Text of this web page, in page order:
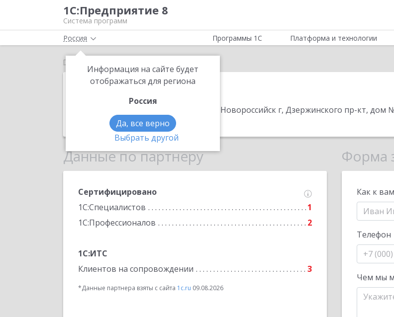
1С:Предприятие 8
Система программ
Россия
Информация на сайте будет
отображаться для региона
Россия
Да, все верно
Выбрать другой
Программы 1С Платформа и технологии
Главная
Велес
353925, Краснодарский край, Новороссийск г, Дзержинского пр-кт, дом
Телефон: (918) 167-7064
Данные по партнеру
Сертифицировано
1С:Специалистов
1
1С:Профессионалов
2
1С:ИТС
Клиентов на сопровождении
3
*Данные партнера взяты с сайта 1c.ru 09.08.2026
Форма
Как к
Телефон
Чем мы